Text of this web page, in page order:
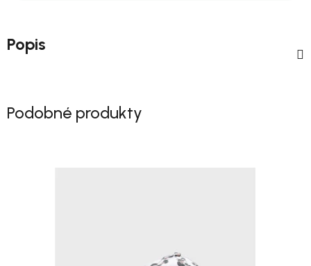
Popis
Podobné produkty